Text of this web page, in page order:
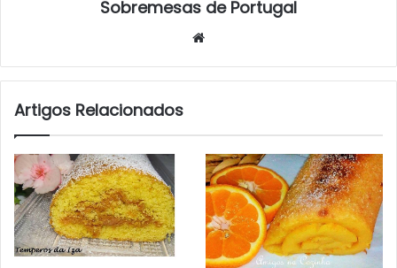
Sobremesas de Portugal
Artigos Relacionados